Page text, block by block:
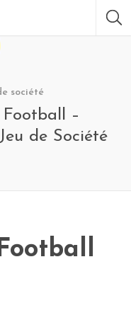
société
–
de Société